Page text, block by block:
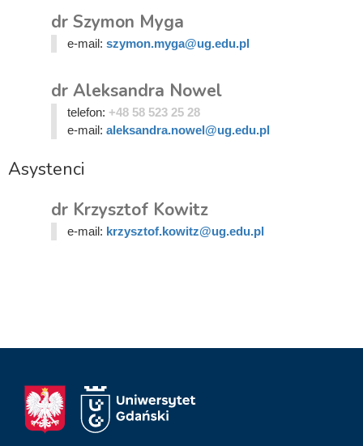
dr Szymon Myga
e-mail: szymon.myga@ug.edu.pl
dr Aleksandra Nowel
telefon: +48 58 523 25 28
e-mail: aleksandra.nowel@ug.edu.pl
Asystenci
dr Krzysztof Kowitz
e-mail: krzysztof.kowitz@ug.edu.pl